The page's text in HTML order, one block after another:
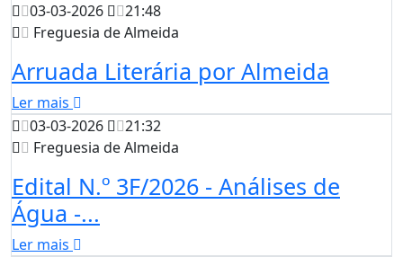
03-03-2026
21:48
Freguesia de Almeida
Arruada Literária por Almeida
Ler mais
03-03-2026
21:32
Freguesia de Almeida
Edital N.º 3F/2026 - Análises de
Água -...
Ler mais